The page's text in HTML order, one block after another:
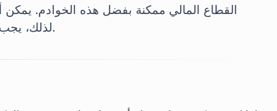
القطاع المالي ممكنة بفضل هذه الخوادم. يمكن
لذلك، يجب أيضاً التعامل مع عمليات الذكاء الاصطناعي بنفس الحساسية.